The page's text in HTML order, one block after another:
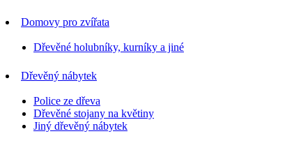
Domovy pro zvířata
Dřevěné holubníky, kurníky a jiné
Dřevěný nábytek
Police ze dřeva
Dřevěné stojany na květiny
Jiný dřevěný nábytek